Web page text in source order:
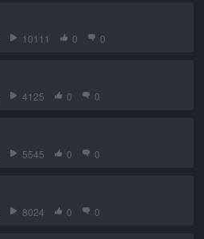
10111 0 0
4125 0 0
5545 0 0
8024 0 0